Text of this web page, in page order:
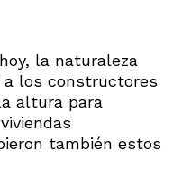
la naturaleza
a los constructores
altura para
también estos